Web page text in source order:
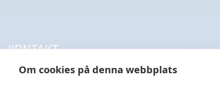
Om cookies på denna webbplats
KONTAKT
UPPSALA HANDELSSTÅL AB